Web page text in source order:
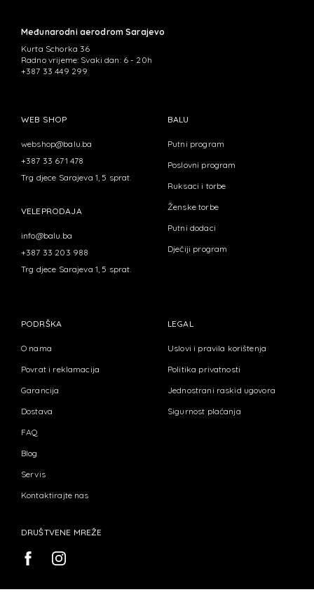
Međunarodni aerodrom Sarajevo
Kurta Schorka 36
Radno vrijeme: Svaki dan: 6 - 20h
+387 33 449 299
WEB SHOP
webshop@balu.ba
+387 33 671 478
Trg djece Sarajeva 1, 5 sprat.
VELEPRODAJA
info@balu.ba
+387 33 203 988
Trg djece Sarajeva 1, 5 sprat.
BALU
Putni program
Poslovni program
Ruksaci i torbe
Ženske torbe
Putni dodaci
Dječiji program
PODRŠKA
O nama
Povrat i reklamacija
Garancija
Dostava
FAQ
Blog
Servis
Kontaktirajte nas
LEGAL
Uslovi i pravila korištenja
Politika privatnosti
Jednostrani raskid ugovora
Sigurnost plaćanja
DRUŠTVENE MREŽE